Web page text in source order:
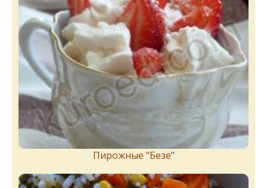
Пирожныe "Бeзe"